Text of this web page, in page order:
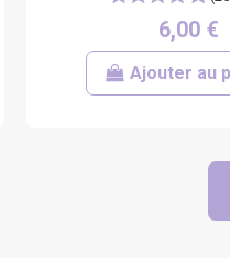
6,00 €
Ajouter au